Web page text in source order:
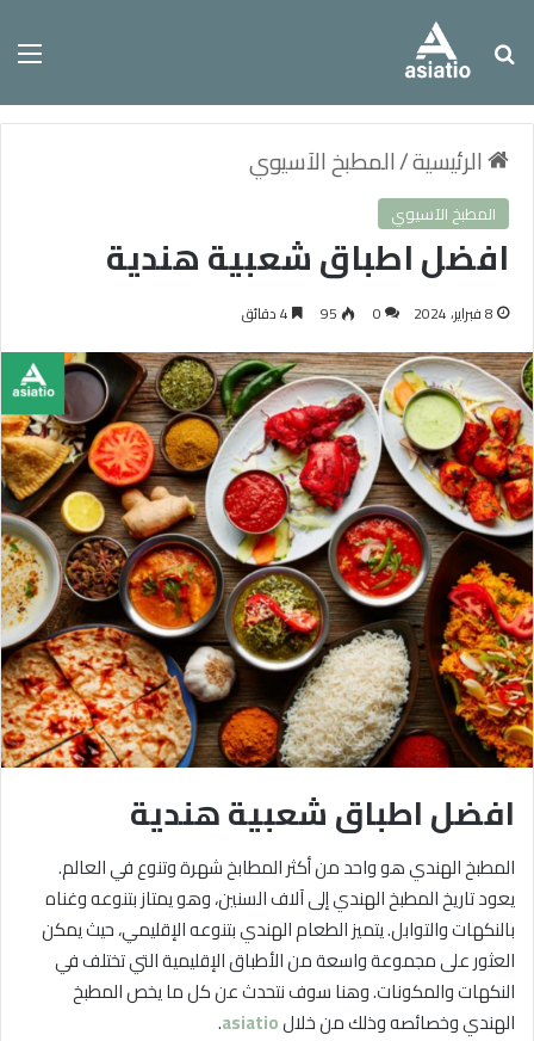
بحث عن
الرئيسية/المطبخ الآسيوي
المطبخ الآسيوي
افضل اطباق شعبية هندية
8 فبراير، 2024 0
95
افضل اطباق شعبية هندية
المطبخ الهندي هو واحد من أكثر المطابخ شهرة وتنوع في العالم.
يعود تاريخ المطبخ الهندي إلى آلاف السنين، وهو يمتاز بتنوعه وغناه
بالنكهات والتوابل. يتميز الطعام الهندي بتنوعه الإقليمي، حيث يمكن
العثور على مجموعة واسعة من الأطباق الإقليمية التي تختلف في
النكهات والمكونات. وهنا سوف نتحدث عن كل ما يخص المطبخ
الهندي وخصائصه وذلك من خلالasiatio
.